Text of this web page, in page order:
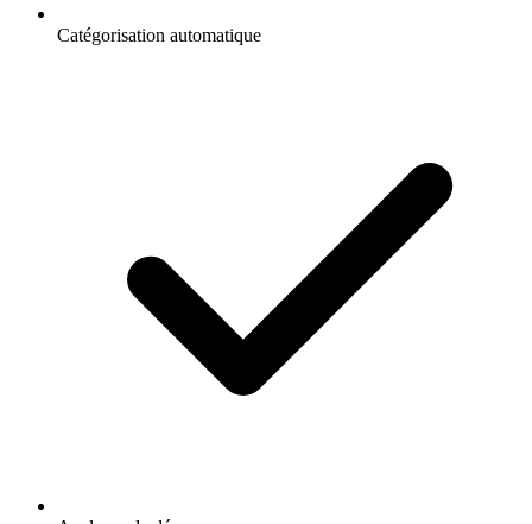
Catégorisation automatique